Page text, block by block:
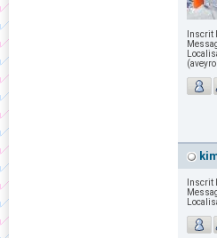
Inscrit
Inscrit